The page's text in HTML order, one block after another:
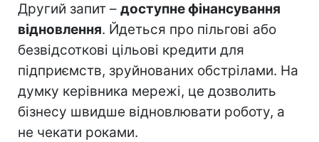
Другий запит – доступне фінансування
відновлення. Йдеться про пільгові або
безвідсоткові цільові кредити для
підприємств, зруйнованих обстрілами. На
думку керівника мережі, це дозволить
бізнесу швидше відновлювати роботу, а
не чекати роками.